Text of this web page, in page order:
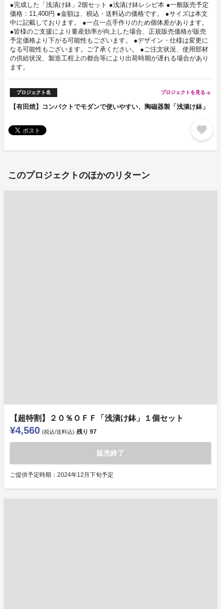
●完成した「浅漬け鉢」2個セット ●浅漬け鉢レシピ本 ●一般販売予定
価格：11,400円 ●金額は、税込・送料込の価格です。 ●サイズは本文
中に記載しております。 ●一点一点手作りのため個体差があります。
●皆様のご支援により量産効率が向上した場合、正規販売価格が販売
予定価格より下がる可能性もございます。 ●デザイン・仕様は変更に
なる可能性もございます。ご了承ください。 ●ご注文状況、使用部材
の供給状況、製造工程上の都合等により出荷時期が遅れる場合があり
ます。
プロジェクト名 プロジェクトを見る arrow_forward
【有田焼】コンパクトでモダンで使いやすい、陶磁器製「浅漬け鉢」
favorite
このプロジェクトのほかのリターン
【超特割】２０％ＯＦＦ「浅漬け鉢」１個セット
¥4,560 (税込/送料込) 残り 97
販売終了
ご提供予定時期：2024年12月下旬予定